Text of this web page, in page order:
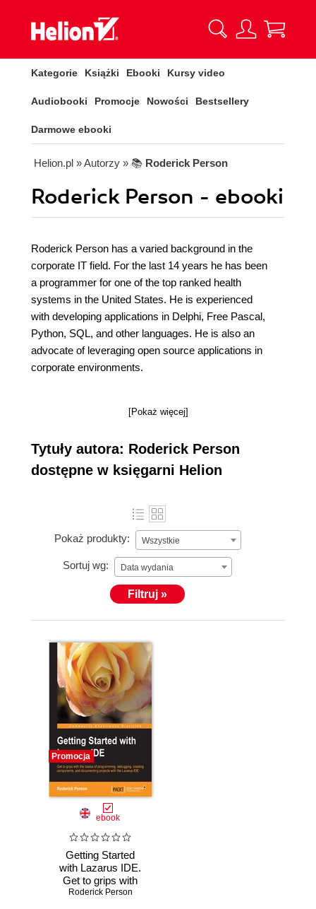
Kategorie Książki Ebooki Kursy video
Audiobooki Promocje Nowości Bestsellery
Darmowe ebooki
Helion.pl » Autorzy » 📚 Roderick Person
Roderick Person - ebooki
Roderick Person has a varied background in the
corporate IT field. For the last 14 years he has been
a programmer for one of the top ranked health
systems in the United States. He is experienced
with developing applications in Delphi, Free Pascal,
Python, SQL, and other languages. He is also an
advocate of leveraging open source applications in
corporate environments.
[Pokaż więcej]
Tytuły autora: Roderick Person
dostępne w księgarni Helion
Pokaż produkty: Wszystkie
Sortuj wg: Data wydania
Filtruj »
Promocja
ebook
Getting Started
with Lazarus IDE.
Get to grips with
the basics of
Roderick Person